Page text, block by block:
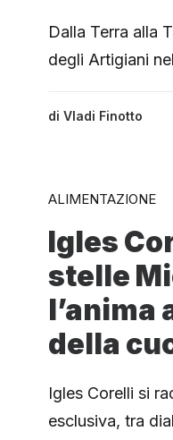
Dalla Terra alla
degli Artigiani
di Vladi Finotto
ALIMENTAZIONE
Igles
stelle
l’anima
della
Igles Corelli si
esclusiva, tra